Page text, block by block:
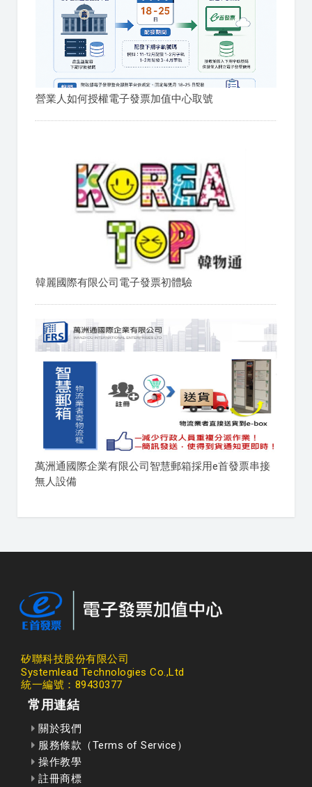
營業人如何授權電子發票加值中心取號
韓麗國際有限公司電子發票初體驗
萬洲通國際企業有限公司智慧郵箱採用e首發票串接
無人設備
矽聯科技股份有限公司
Systemlead Technologies Co.,Ltd
統一編號：89430377
常用連結
關於我們
服務條款（Terms of Service）
操作教學
註冊商標